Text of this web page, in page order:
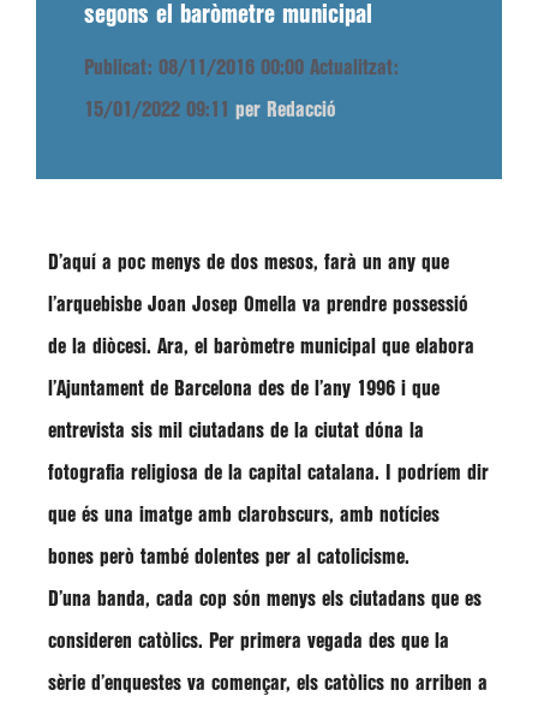
segons el baròmetre municipal
Publicat: 08/11/2016 00:00 Actualitzat:
15/01/2022 09:11 per Redacció
D’aquí a poc menys de dos mesos, farà un any que
l’arquebisbe Joan Josep Omella va prendre possessió
de la diòcesi. Ara, el baròmetre municipal que elabora
l’Ajuntament de Barcelona des de l’any 1996 i que
entrevista sis mil ciutadans de la ciutat dóna la
fotografia religiosa de la capital catalana. I podríem dir
que és una imatge amb clarobscurs, amb notícies
bones però també dolentes per al catolicisme.
D’una banda, cada cop són menys els ciutadans que es
consideren catòlics. Per primera vegada des que la
sèrie d’enquestes va començar, els catòlics no arriben a